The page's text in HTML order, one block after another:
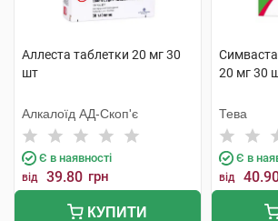
Аллеста таблетки 20 мг 30
шт
Алкалоїд АД-Скоп'є
Є в наявності
від 39.80 грн
КУПИТИ
20 мг 30
Тева
Є в
від